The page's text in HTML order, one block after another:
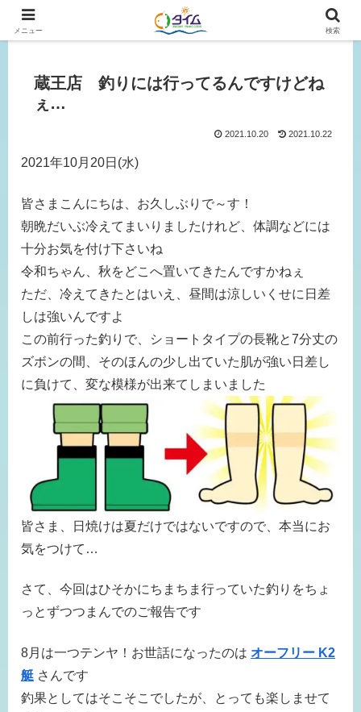
広島、岡山の釣り情報はタイムにおまかせ！
蔵王店 釣りには行ってるんですけどね
ぇ…
2021.10.20 2021.10.22
2021年10月20日(水)
皆さまこんにちは、お久しぶりで～す！
朝晩だいぶ冷えてまいりましたけれど、体調などには
十分お気を付け下さいね
令和ちゃん、秋をどこへ置いてきたんですかねぇ
ただ、冷えてきたとはいえ、昼間は涼しいくせに日差
しは強いんですよ
この前行った釣りで、ショートタイプの長靴と7分丈の
ズボンの間、そのほんの少し出ていた肌が強い日差し
に負けて、変な模様が出来てしまいました
皆さま、日焼けは夏だけではないですので、本当にお
気をつけて…
さて、今回はひそかにちまちま行っていた釣りをちょ
っとずつつまんでのご報告です
8月は一つテンヤ！お世話になったのは オーフリー K2
艇 さんです
釣果としてはそこそこでしたが、とっても楽しませて
メニュー 検索